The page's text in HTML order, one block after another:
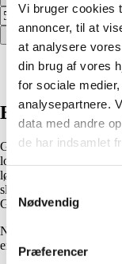
Vi bruger cookies
annoncer, til at
at analysere
din brug af vores
for sociale
analysepartnere.
data med andre
de har indsamlet
Samtykkevalg
Nødvendig
Præferencer
Bestil
Beskrivelse
Yderligere
Beskrivelse
Georg Jensen Damask
logo.
løkker af
slidstærke og
Green og er certificeret
Når du vælger
en ansvarlig